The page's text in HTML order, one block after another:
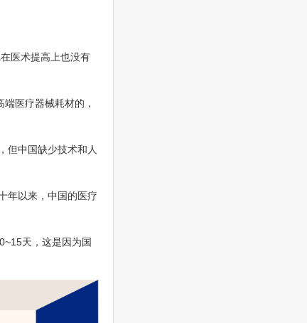
医术提高上也没有
医疗器械耗材的，
但中国缺少技术和人
年以来，中国的医疗
天，这是因为国